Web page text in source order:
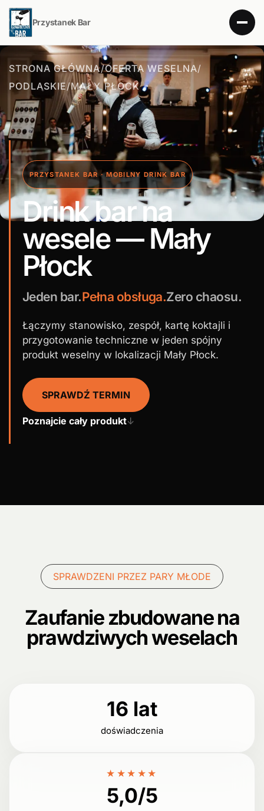
Przystanek Bar
STRONA GŁÓWNA/OFERTA WESELNA/
PODLASKIE/MAŁY PŁOCK
PRZYSTANEK BAR · MOBILNY DRINK BAR
Drink bar na
wesele — Mały
Płock
Jeden bar.Pełna obsługa.Zero chaosu.
Łączymy stanowisko, zespół, kartę koktajli i
przygotowanie techniczne w jeden spójny
produkt weselny w lokalizacji Mały Płock.
SPRAWDŹ TERMIN
Poznajcie cały produkt↓
SPRAWDZENI PRZEZ PARY MŁODE
Zaufanie zbudowane na
prawdziwych weselach
16 lat
doświadczenia
★★★★★
5,0/5